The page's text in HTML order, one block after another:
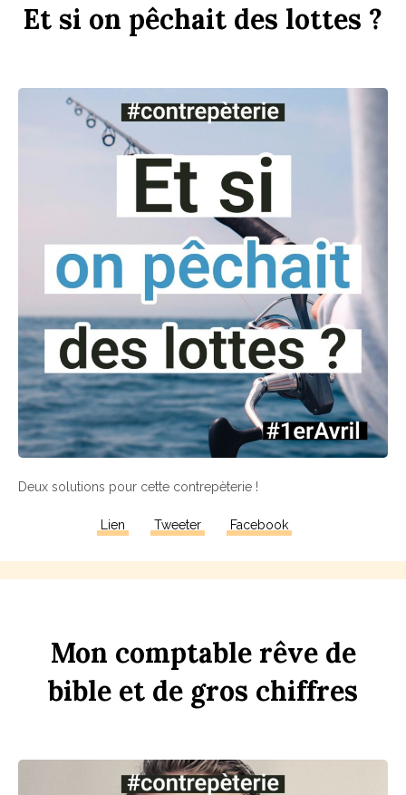
Et si on pêchait des lottes ?
Deux solutions pour cette contrepèterie !
Lien Tweeter Facebook
Mon comptable rêve de
bible et de gros chiffres